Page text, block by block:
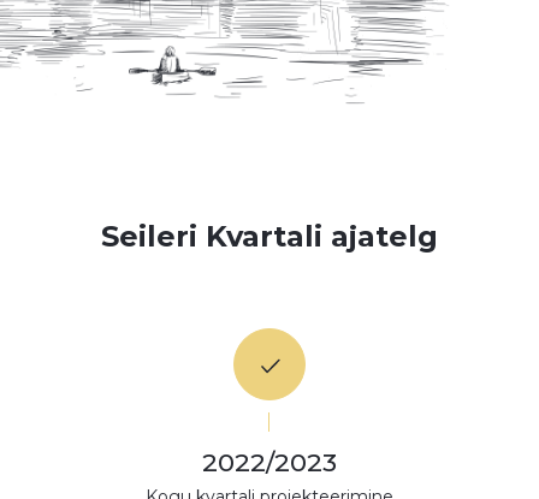
Seileri Kvartali ajatelg
2022/2023